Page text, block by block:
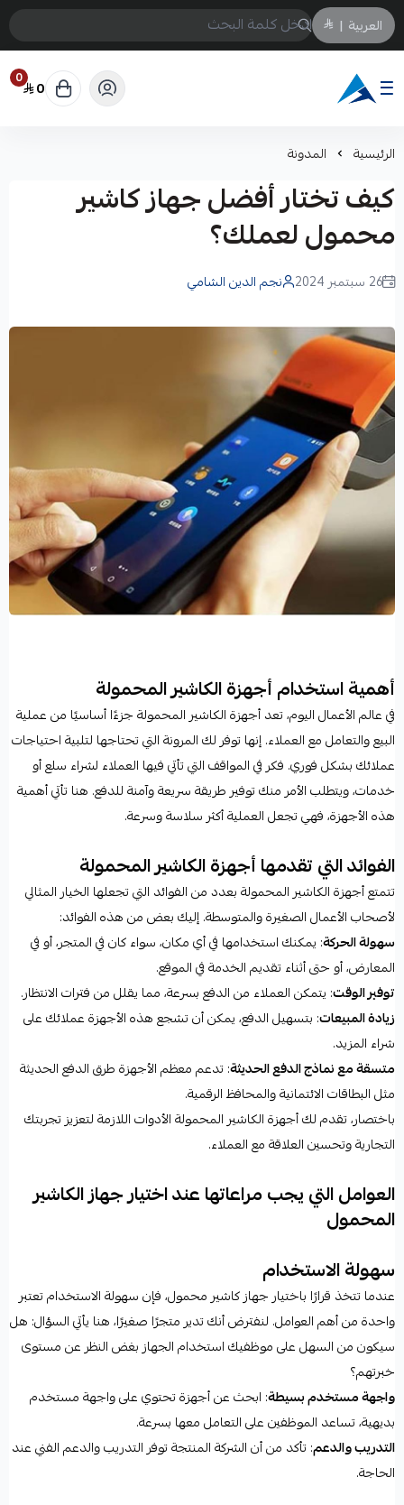
العربية |
Arabtechksa
0 0
الرئيسية المدونة
كيف تختار أفضل جهاز كاشير
محمول لعملك؟
26 سبتمبر 2024 نجم الدين الشامي
أهمية استخدام أجهزة الكاشير المحمولة
في عالم الأعمال اليوم، تعد أجهزة الكاشير المحمولة جزءًا أساسيًا من عملية
البيع والتعامل مع العملاء. إنها توفر لك المرونة التي تحتاجها لتلبية احتياجات
عملائك بشكل فوري. فكر في المواقف التي تأتي فيها العملاء لشراء سلع أو
خدمات، ويتطلب الأمر منك توفير طريقة سريعة وآمنة للدفع. هنا تأتي أهمية
هذه الأجهزة، فهي تجعل العملية أكثر سلاسة وسرعة.
الفوائد التي تقدمها أجهزة الكاشير المحمولة
تتمتع أجهزة الكاشير المحمولة بعدد من الفوائد التي تجعلها الخيار المثالي
لأصحاب الأعمال الصغيرة والمتوسطة. إليك بعض من هذه الفوائد:
سهولة الحركة: يمكنك استخدامها في أي مكان، سواء كان في المتجر، أو في
المعارض، أو حتى أثناء تقديم الخدمة في الموقع.
توفير الوقت: يتمكن العملاء من الدفع بسرعة، مما يقلل من فترات الانتظار.
زيادة المبيعات: بتسهيل الدفع، يمكن أن تشجع هذه الأجهزة عملائك على
شراء المزيد.
متسقة مع نماذج الدفع الحديثة: تدعم معظم الأجهزة طرق الدفع الحديثة
مثل البطاقات الائتمانية والمحافظ الرقمية.
باختصار، تقدم لك أجهزة الكاشير المحمولة الأدوات اللازمة لتعزيز تجربتك
التجارية وتحسين العلاقة مع العملاء.
العوامل التي يجب مراعاتها عند اختيار جهاز الكاشير
المحمول
سهولة الاستخدام
عندما تتخذ قرارًا باختيار جهاز كاشير محمول، فإن سهولة الاستخدام تعتبر
واحدة من أهم العوامل. لنفترض أنك تدير متجرًا صغيرًا، هنا يأتي السؤال: هل
سيكون من السهل على موظفيك استخدام الجهاز بغض النظر عن مستوى
خبرتهم؟
واجهة مستخدم بسيطة: ابحث عن أجهزة تحتوي على واجهة مستخدم
بديهية، تساعد الموظفين على التعامل معها بسرعة.
التدريب والدعم: تأكد من أن الشركة المنتجة توفر التدريب والدعم الفني عند
الحاجة.